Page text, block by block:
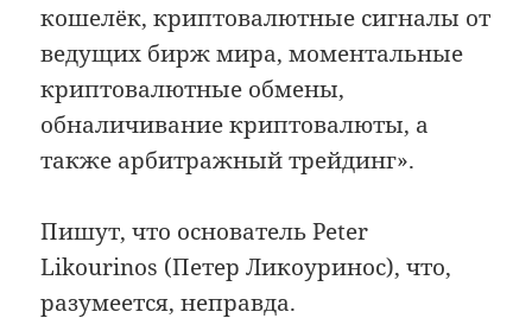
кошелёк, криптовалютные сигналы от
ведущих бирж мира, моментальные
криптовалютные обмены,
обналичивание криптовалюты, а
также арбитражный трейдинг».
Пишут, что основатель Peter
Likourinos (Петер Ликоуринос), что,
разумеется, неправда.